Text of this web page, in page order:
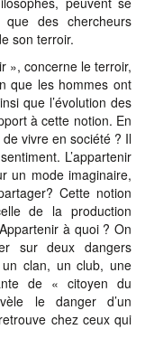
que des chercheurs
son terroir.
», concerne le terroir,
que les hommes ont
que l’évolution des
à cette notion. En
vivre en société ? Il
L’appartenir
un mode imaginaire,
Cette notion
de la production
à quoi ? On
sur deux dangers
clan, un club, une
de « citoyen du
le danger d’un
chez ceux qui